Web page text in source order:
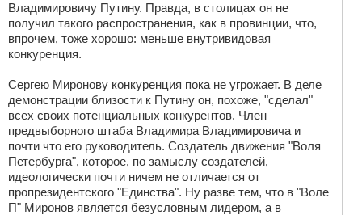
Владимировичу Путину. Правда, в столицах он не
получил такого распространения, как в провинции, что,
впрочем, тоже хорошо: меньше внутривидовая
конкуренция.
Сергею Миронову конкуренция пока не угрожает. В деле
демонстрации близости к Путину он, похоже, "сделал"
всех своих потенциальных конкурентов. Член
предвыборного штаба Владимира Владимировича и
почти что его руководитель. Создатель движения "Воля
Петербурга", которое, по замыслу создателей,
идеологически почти ничем не отличается от
пропрезидентского "Единства". Ну разве тем, что в "Воле
П" Миронов является безусловным лидером, а в